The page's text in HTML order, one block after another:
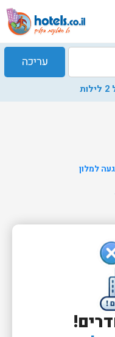
עריכה
למלון